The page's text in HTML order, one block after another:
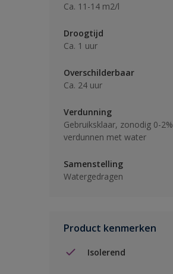
Ca. 11-14 m2/l
Droogtijd
Ca. 1 uur
Overschilderbaar
Ca. 24 uur
Verdunning
Gebruiksklaar, zonodig 0-2%
verdunnen met water
Samenstelling
Watergedragen
Product kenmerken
Isolerend